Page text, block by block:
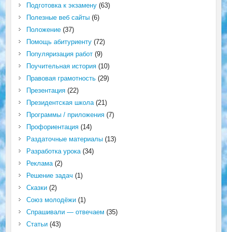
Подготовка к экзамену(63)
Полезные веб сайты(6)
Положение(37)
Помощь абитуриенту(72)
Популяризация работ(9)
Поучительная история(10)
Правовая грамотность(29)
Презентация(22)
Президентская школа(21)
Программы / приложения(7)
Профориентация(14)
Раздаточные материалы(13)
Разработка урока(34)
Реклама(2)
Решение задач (1)
Сказки(2)
Союз молодёжи(1)
Спрашивали — отвечаем (35)
Статьи(43)